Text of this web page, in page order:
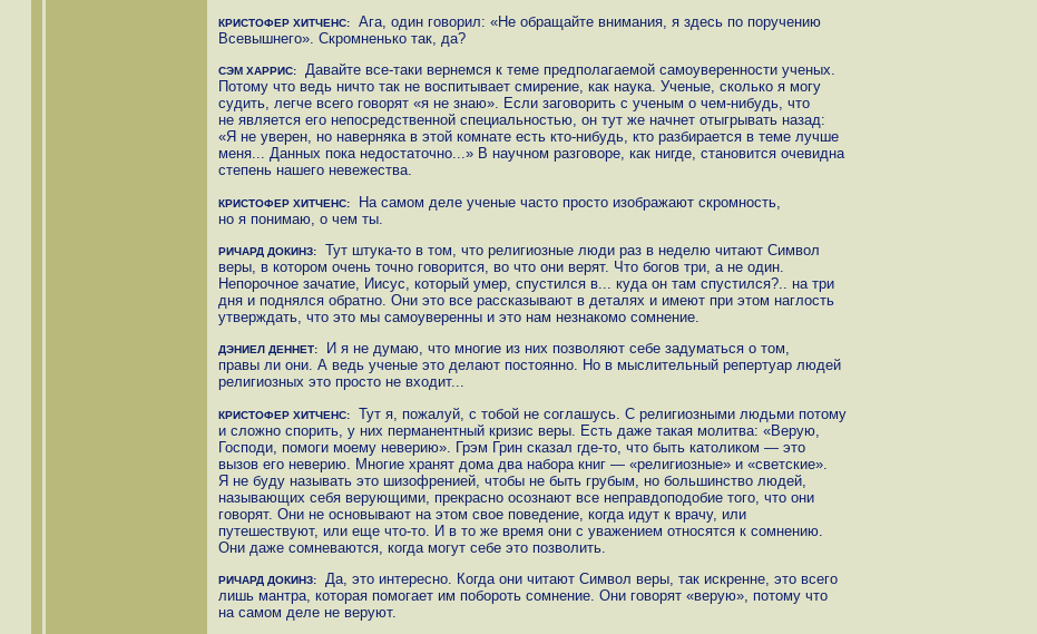
КРИСТОФЕР ХИТЧЕНС:
Ага, один говорил: «Не обращайте внимания, я здесь по поручению
Всевышнего». Скромненько так, да?
СЭМ ХАРРИС:
Давайте все-таки вернемся к теме предполагаемой самоуверенности ученых.
Потому что ведь ничто так не воспитывает смирение, как наука. Ученые, сколько я могу
судить, легче всего говорят «я не знаю». Если заговорить с ученым о чем-нибудь, что
не является его непосредственной специальностью, он тут же начнет отыгрывать назад:
«Я не уверен, но наверняка в этой комнате есть кто-нибудь, кто разбирается в теме лучше
меня... Данных пока недостаточно...» В научном разговоре, как нигде, становится очевидна
степень нашего невежества.
КРИСТОФЕР ХИТЧЕНС:
На самом деле ученые часто просто изображают скромность,
но я понимаю, о чем ты.
РИЧАРД ДОКИНЗ:
Тут штука-то в том, что религиозные люди раз в неделю читают Символ
веры, в котором очень точно говорится, во что они верят. Что богов три, а не один.
Непорочное зачатие, Иисус, который умер, спустился в... куда он там спустился?.. на три
дня и поднялся обратно. Они это все рассказывают в деталях и имеют при этом наглость
утверждать, что это мы самоуверенны и это нам незнакомо сомнение.
ДЭНИЕЛ ДЕННЕТ:
И я не думаю, что многие из них позволяют себе задуматься о том,
правы ли они. А ведь ученые это делают постоянно. Но в мыслительный репертуар людей
религиозных это просто не входит...
КРИСТОФЕР ХИТЧЕНС:
Тут я, пожалуй, с тобой не соглашусь. С религиозными людьми потому
и сложно спорить, у них перманентный кризис веры. Есть даже такая молитва: «Верую,
Господи, помоги моему неверию». Грэм Грин сказал где-то, что быть католиком — это
вызов его неверию. Многие хранят дома два набора книг — «религиозные» и «светские».
Я не буду называть это шизофренией, чтобы не быть грубым, но большинство людей,
называющих себя верующими, прекрасно осознают все неправдоподобие того, что они
говорят. Они не основывают на этом свое поведение, когда идут к врачу, или
путешествуют, или еще что-то. И в то же время они с уважением относятся к сомнению.
Они даже сомневаются, когда могут себе это позволить.
РИЧАРД ДОКИНЗ:
Да, это интересно. Когда они читают Символ веры, так искренне, это всего
лишь мантра, которая помогает им побороть сомнение. Они говорят «верую», потому что
на самом деле не веруют.